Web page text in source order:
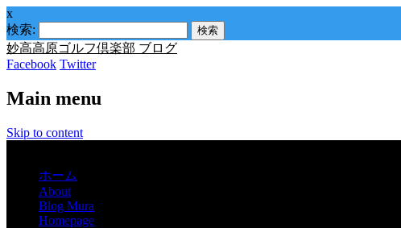
x
検索:
妙高高原ゴルフ倶楽部 ブログ
Facebook Twitter
Main menu
Skip to content
ホーム
About
Blog Mura
Homepage